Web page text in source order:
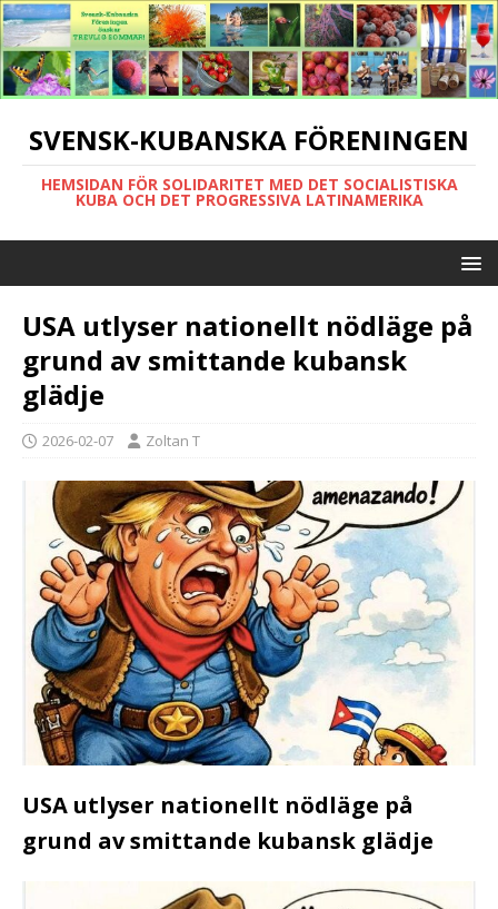
SVENSK-KUBANSKA FÖRENINGEN
HEMSIDAN FÖR SOLIDARITET MED DET SOCIALISTISKA
KUBA OCH DET PROGRESSIVA LATINAMERIKA
USA utlyser nationellt nödläge på
grund av smittande kubansk
glädje
2026-02-07 Zoltan T
USA utlyser nationellt nödläge på
grund av smittande kubansk glädje